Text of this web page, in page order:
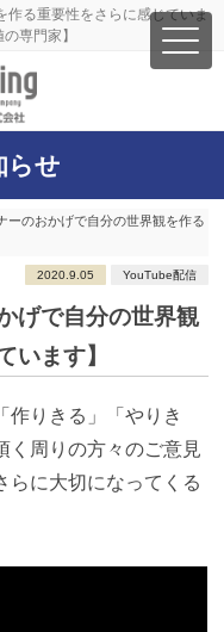
作る重要性をさらに感じていま
専門家】
らせ
ーのおかげで自分の世界観を作る
2020.9.05 YouTube配信
げで自分の世界観
います】
作りきる」「やりき
く周りの方々のご意見
らに大切になってくる